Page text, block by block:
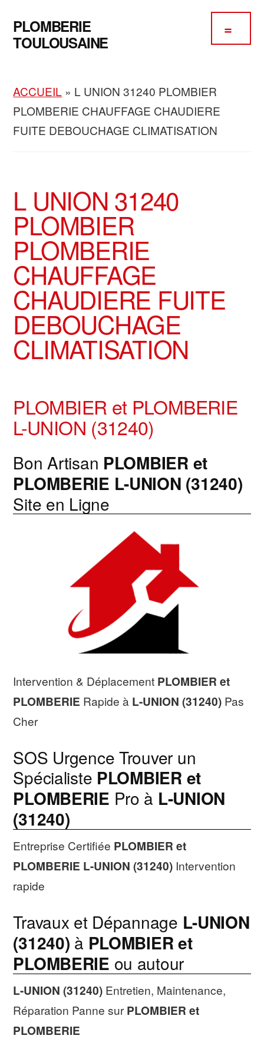
contenu
principal
barre
footer
Additional
menu
PLOMBERIE
TOULOUSAINE
Climatisation
ACCUEIL » L UNION 31240 PLOMBIER
PLOMBERIE CHAUFFAGE CHAUDIERE
FUITE DEBOUCHAGE CLIMATISATION
L UNION 31240
PLOMBIER
PLOMBERIE
CHAUFFAGE
CHAUDIERE FUITE
DEBOUCHAGE
CLIMATISATION
PLOMBIER et PLOMBERIE
L-UNION (31240)
Bon Artisan PLOMBIER et
PLOMBERIE L-UNION (31240)
Site en Ligne
Intervention & Déplacement PLOMBIER et
PLOMBERIE Rapide à L-UNION (31240) Pas
Cher
SOS Urgence Trouver un
Spécialiste PLOMBIER et
PLOMBERIE Pro à L-UNION
(31240)
Entreprise Certifiée PLOMBIER et
PLOMBERIE L-UNION (31240) Intervention
rapide
Travaux et Dépannage L-UNION
(31240) à PLOMBIER et
PLOMBERIE ou autour
L-UNION (31240) Entretien, Maintenance,
Réparation Panne surPLOMBIER et
PLOMBERIE